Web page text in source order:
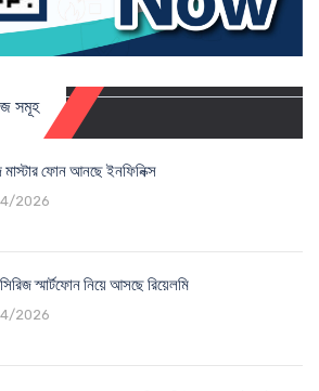
সমূহ
ফোন আনছে ইনফিনিক্স
2026
স্মার্টফোন নিয়ে আসছে রিয়েলমি
2026